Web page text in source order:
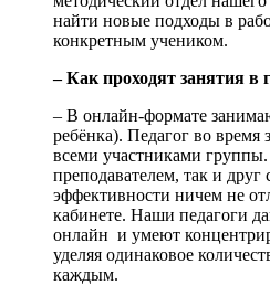
найти новые подходы в
конкретным учеником.
– Как проходят занятия в
– В онлайн-формате
ребёнка). Педагог во время
всеми участниками
преподавателем, так и друг
эффективности ничем не
кабинете. Наши педагоги
онлайн и умеют
уделяя одинаковое
каждым.